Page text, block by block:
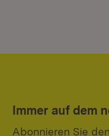
Immer auf dem
Abonnieren Sie